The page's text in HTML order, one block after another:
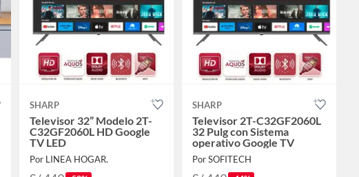
SHARP
Televisor 32” Modelo 2T-
C32GF2060L HD Google
TV LED
Por LINEA HOGAR.
SHARP
Televisor 2T-C32GF2060L
32 Pulg con Sistema
operativo Google TV
Por SOFITECH